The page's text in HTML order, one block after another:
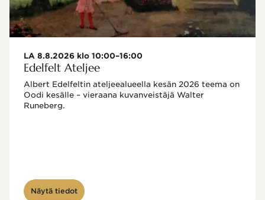
LA 8.8.2026 klo 10:00–16:00
Edelfelt Ateljee
Albert Edelfeltin ateljeealueella kesän 2026 teema on
Oodi kesälle – vieraana kuvanveistäjä Walter
Näytä tiedot